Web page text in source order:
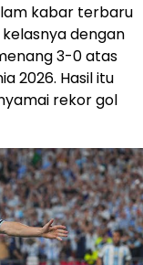
kabar terbaru
kelasnya dengan
3-0 atas
2026. Hasil itu
rekor gol